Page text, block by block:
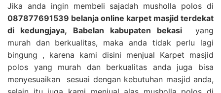
Jika anda ingin membeli sajadah musholla polos di
087877691539 belanja online karpet masjid terdekat
di kedungjaya, Babelan kabupaten bekasi yang
murah dan berkualitas, maka anda tidak perlu lagi
bingung , karena kami disini menjual Karpet masjid
polos yang murah dan berkualitas anda juga bisa
menyesuaikan sesuai dengan kebutuhan masjid anda,